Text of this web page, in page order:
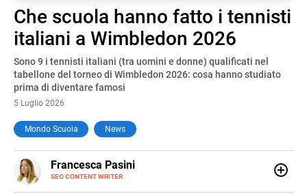
Che scuola hanno fatto i tennisti
italiani a Wimbledon 2026
Sono 9 i tennisti italiani (tra uomini e donne) qualificati nel
tabellone del torneo di Wimbledon 2026: cosa hanno studiato
prima di diventare famosi
5 Luglio 2026
Mondo Scuola News
Francesca Pasini
SEO CONTENT WRITER
E-
MAIL